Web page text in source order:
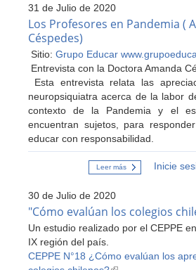
31 de Julio de 2020
Los Profesores en Pandemia (
Céspedes)
Sitio: Grupo Educar
Entrevista con la Doctora Amanda
Esta entrevista relata las
neuropsiquiatra acerca de la labor
contexto de la Pandemia y el
encuentran sujetos, para
educar con responsabilidad.
Leer más sobre
Los
Pandemia
Amanda
Inicie
30 de Julio de 2020
"Cómo evalúan los colegios
Un estudio realizado por el CEPPE
IX región del país.
CEPPE N°18 ¿Cómo evalúan los